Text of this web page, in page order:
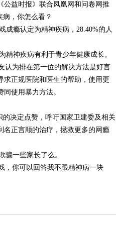
公益时报》联合凤凰网和问卷网推
，你怎么看？
瘾认定为精神疾病，28.40%的人
神疾病有利于青少年健康成长。
为排在第一位的解决方法是好言
求正规医院和医生的帮助，使用更
使用暴力方法。
决定点赞，呼吁国家卫建委及相关
名正言顺的治疗，拯救更多的网瘾
一些家长了么。
你可以回答我不跟精神病一块